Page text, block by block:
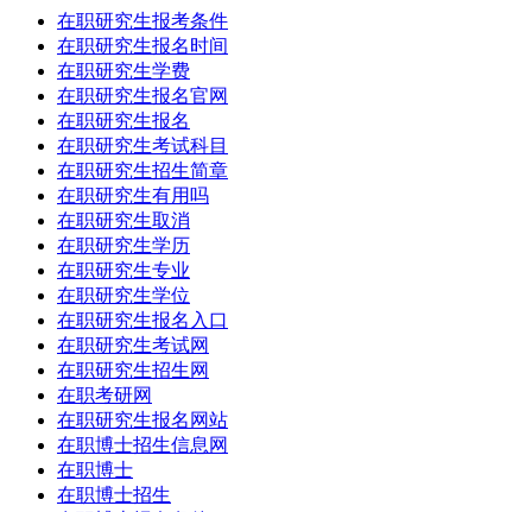
在职研究生报考条件
在职研究生报名时间
在职研究生学费
在职研究生报名官网
在职研究生报名
在职研究生考试科目
在职研究生招生简章
在职研究生有用吗
在职研究生取消
在职研究生学历
在职研究生专业
在职研究生学位
在职研究生报名入口
在职研究生考试网
在职研究生招生网
在职考研网
在职研究生报名网站
在职博士招生信息网
在职博士
在职博士招生